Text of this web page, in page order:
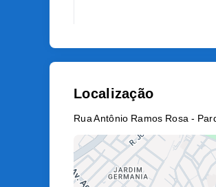
Localização
Rua Antônio Ramos Rosa -